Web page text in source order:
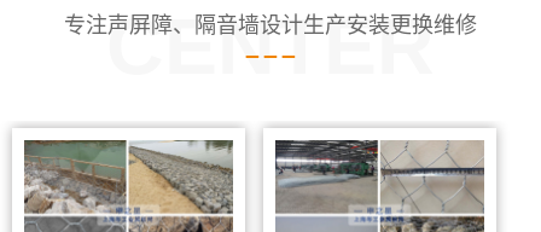
CENTER
专注声屏障、隔音墙设计生产安装更换维修